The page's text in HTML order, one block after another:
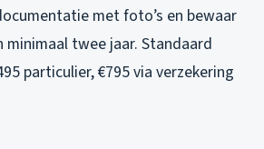
met foto’s en bewaar
twee jaar. Standaard
particulier, €795 via verzekering